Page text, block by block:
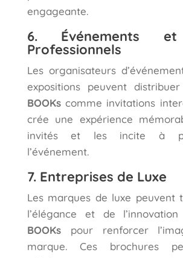
engageante.
6. Événements et
Professionnels
Les organisateurs
expositions peuvent
BOOKscomme invitations
crée une expérience
invités et les incite à
l’événement.
7. Entreprises de Luxe
Les marques de luxe peuvent
l’élégance et de
BOOKspour renforcer
marque. Ces brochures